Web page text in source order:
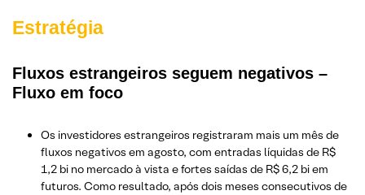
Estratégia
Fluxos estrangeiros seguem negativos –
Fluxo em foco
Os investidores estrangeiros registraram mais um mês de
fluxos negativos em agosto, com entradas líquidas de R$
1,2 bi no mercado à vista e fortes saídas de R$ 6,2 bi em
futuros. Como resultado, após dois meses consecutivos de